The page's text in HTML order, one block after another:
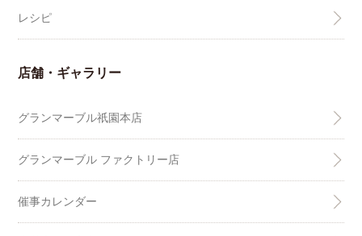
レシピ
店舗・ギャラリー
グランマーブル祇園本店
グランマーブル ファクトリー店
催事カレンダー